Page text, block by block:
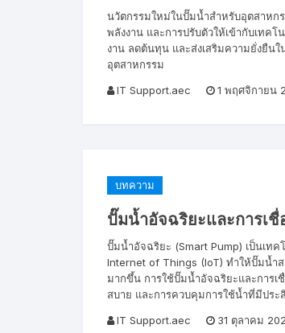
นวัตกรรมใหม่ในปั๊มน้ำสำหรับอุตสาหก
พลังงาน และการปรับตัวให้เข้ากับเทค
งาน ลดต้นทุน และส่งเสริมความยั่งยืน
อุตสาหกรรม
IT Support.aec
1 พฤศจิกายน
บทความ
ปั๊มน้ำอัจฉริยะและการเ
ปั๊มน้ำอัจฉริยะ (Smart Pump) เป็นเท
Internet of Things (IoT) ทำให้ปั๊มน้ำ
มากขึ้น การใช้ปั๊มน้ำอัจฉริยะและการเ
สบาย และการควบคุมการใช้น้ำที่มีประ
IT Support.aec
31 ตุลาคม